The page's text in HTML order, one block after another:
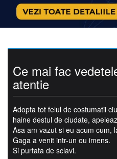
Ce mai fac
atentie
Adopta tot felul de costumatii
haine destul de ciudate,
Asa am vazut si eu acum cum,
Gaga a venit intr-un ou imens.
Si purtata de sclavi.